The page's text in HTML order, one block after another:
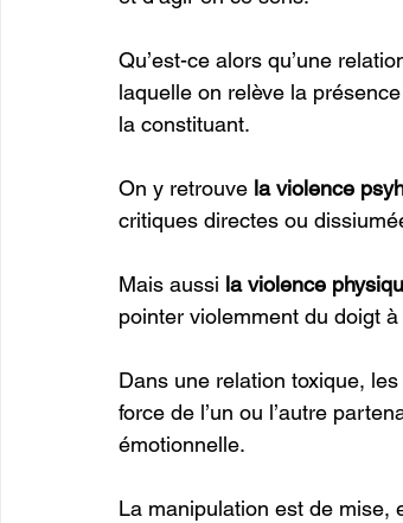
Qu’est-ce alors qu’une
laquelle on relève la
la constituant.
On y retrouve la violence
critiques directes ou
Mais aussi la violence
pointer violemment du doigt
Dans une relation toxique,
force de l’un ou l’autre
émotionnelle.
La manipulation est de mise,